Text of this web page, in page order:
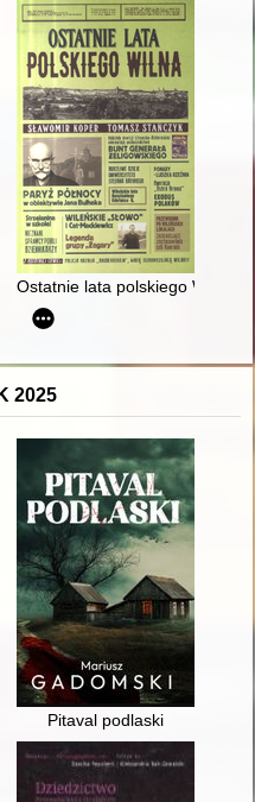
Ostatnie lata polskiego Wilna
Samorządowej
2025
niedźwiedzica Wojska Polskiego
Pitaval podlaski